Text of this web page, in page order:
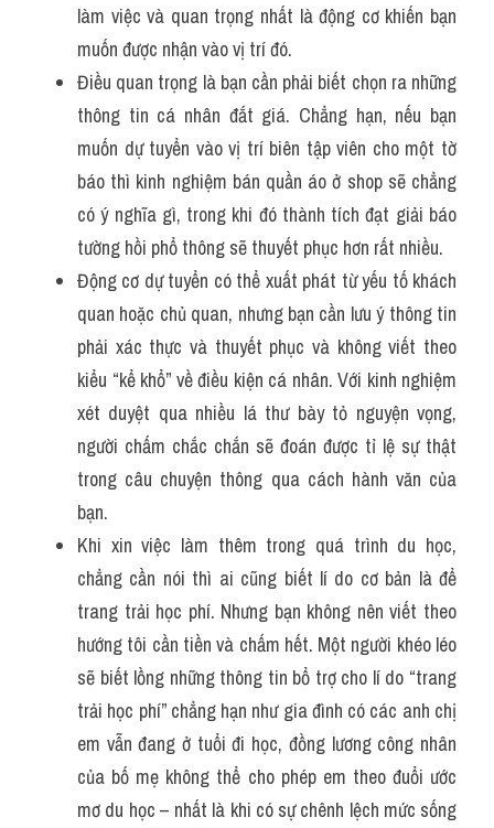
làm việc và quan trọng nhất là động cơ khiến bạn
muốn được nhận vào vị trí đó.
Điều quan trọng là bạn cần phải biết chọn ra những
thông tin cá nhân đắt giá. Chẳng hạn, nếu bạn
muốn dự tuyển vào vị trí biên tập viên cho một tờ
báo thì kinh nghiệm bán quần áo ở shop sẽ chẳng
có ý nghĩa gì, trong khi đó thành tích đạt giải báo
tường hồi phổ thông sẽ thuyết phục hơn rất nhiều.
Động cơ dự tuyển có thể xuất phát từ yếu tố khách
quan hoặc chủ quan, nhưng bạn cần lưu ý thông tin
phải xác thực và thuyết phục và không viết theo
kiểu “kể khổ” về điều kiện cá nhân. Với kinh nghiệm
xét duyệt qua nhiều lá thư bày tỏ nguyện vọng,
người chấm chắc chắn sẽ đoán được tỉ lệ sự thật
trong câu chuyện thông qua cách hành văn của
bạn.
Khi xin việc làm thêm trong quá trình du học,
chẳng cần nói thì ai cũng biết lí do cơ bản là để
trang trải học phí. Nhưng bạn không nên viết theo
hướng tôi cần tiền và chấm hết. Một người khéo léo
sẽ biết lồng những thông tin bổ trợ cho lí do “trang
trải học phí” chẳng hạn như gia đình có các anh chị
em vẫn đang ở tuổi đi học, đồng lương công nhân
của bố mẹ không thể cho phép em theo đuổi ước
mơ du học – nhất là khi có sự chênh lệch mức sống